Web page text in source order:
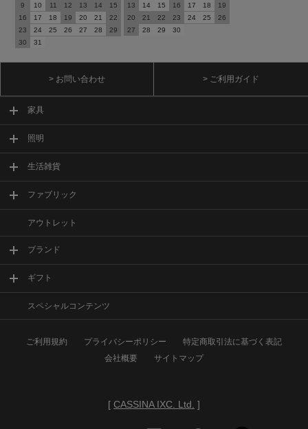
9
10 11 12 13 14
15
16
17 18 19 20 21
22
23
24 25 26 27 28
29
30
31
13
14 15 16 17 18
19
20
21 22 23 24 25
26
27
28 29 30
> お問い合わせ > ご利用ガイド
家具
照明
生活雑貨
ファブリック
アウトレット
ブランド
ギフト
スペシャルコンテンツ
ご利用規約 プライバシーポリシー
特定商取引法に基づく表記
会社概要
サイトマップ
[ CASSINA IXC. Ltd. ]